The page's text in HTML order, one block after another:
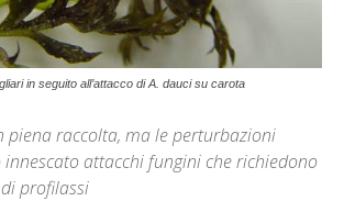
in seguito all’attacco di A. dauci su carota
piena raccolta, ma le perturbazioni
attacchi fungini che richiedono
profilassi